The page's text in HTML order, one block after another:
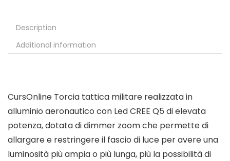
Description
Additional information
CursOnline Torcia tattica militare realizzata in
alluminio aeronautico con Led CREE Q5 di elevata
potenza, dotata di dimmer zoom che permette di
allargare e restringere il fascio di luce per avere una
luminosità più ampia o più lunga, più la possibilità di